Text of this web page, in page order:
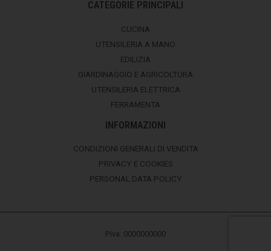
CATEGORIE PRINCIPALI
CUCINA
UTENSILERIA A MANO
EDILIZIA
GIARDINAGGIO E AGRICOLTURA
UTENSILERIA ELETTRICA
FERRAMENTA
INFORMAZIONI
CONDIZIONI GENERALI DI VENDITA
PRIVACY E COOKIES
PERSONAL DATA POLICY
P.Iva: 0000000000